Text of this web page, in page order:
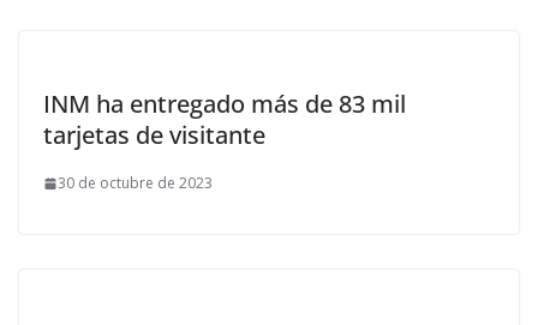
INM ha entregado más de 83 mil
tarjetas de visitante
30 de octubre de 2023